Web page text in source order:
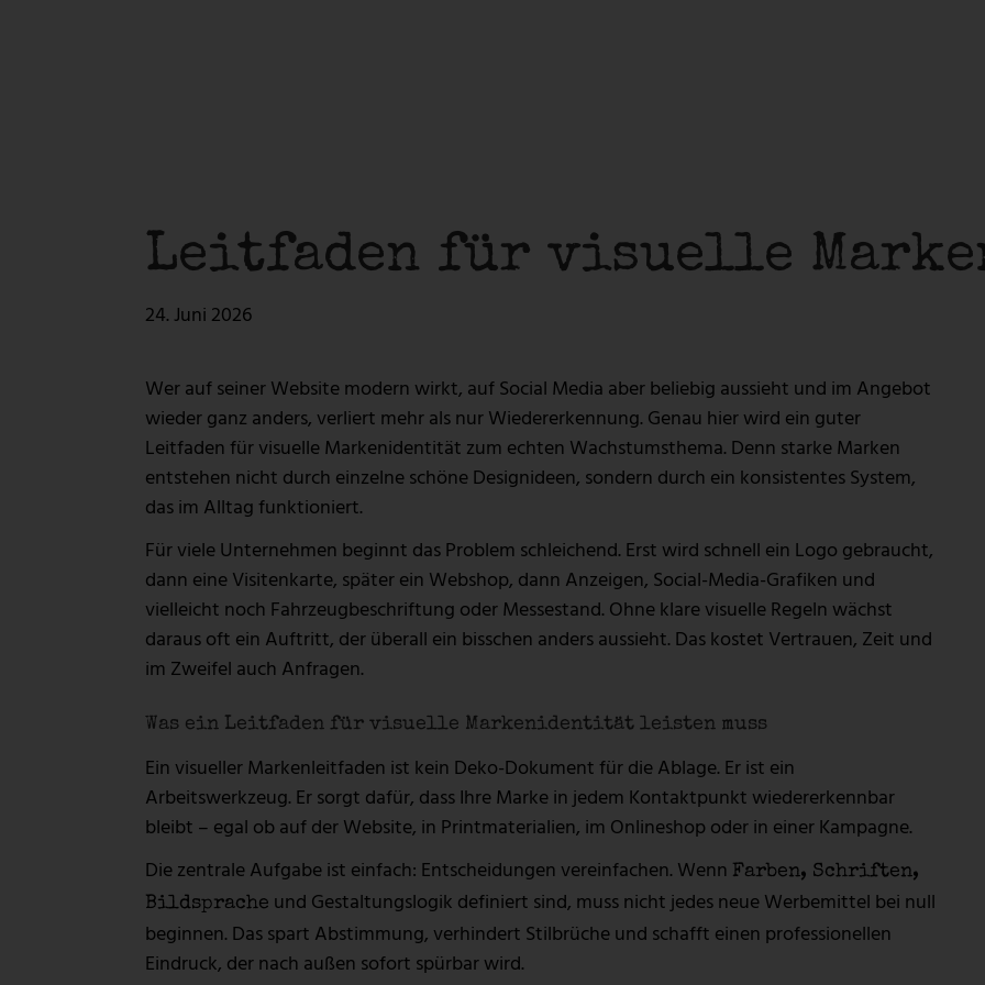
LOGOERSTELLUNG
CONTENTERSTELLUNG
PRINT & GRAFIK
WEBSEITEN-GESTALTUNG
WEBSHOPS
WEBHOSTING &
SERVERLÖSUNGEN
Leitfaden für visuelle
24. Juni 2026
Wer auf seiner Website modern wirkt, auf Social Media aber beliebig aussieht und im Angebot
wieder ganz anders, verliert mehr als nur Wiedererkennung. Genau hier wird ein guter
Leitfaden für visuelle Markenidentität zum echten Wachstumsthema. Denn starke Marken
entstehen nicht durch einzelne schöne Designideen, sondern durch ein konsistentes System,
das im Alltag funktioniert.
Für viele Unternehmen beginnt das Problem schleichend. Erst wird schnell ein Logo gebraucht,
dann eine Visitenkarte, später ein Webshop, dann Anzeigen, Social-Media-Grafiken und
vielleicht noch Fahrzeugbeschriftung oder Messestand. Ohne klare visuelle Regeln wächst
daraus oft ein Auftritt, der überall ein bisschen anders aussieht. Das kostet Vertrauen, Zeit und
im Zweifel auch Anfragen.
Was ein Leitfaden für visuelle Markenidentität leisten muss
Ein visueller Markenleitfaden ist kein Deko-Dokument für die Ablage. Er ist ein
Arbeitswerkzeug. Er sorgt dafür, dass Ihre Marke in jedem Kontaktpunkt wiedererkennbar
bleibt – egal ob auf der Website, in Printmaterialien, im Onlineshop oder in einer Kampagne.
Die zentrale Aufgabe ist einfach: Entscheidungen vereinfachen. Wenn Farben, Schriften,
Bildsprache und Gestaltungslogik definiert sind, muss nicht jedes neue Werbemittel bei null
beginnen. Das spart Abstimmung, verhindert Stilbrüche und schafft einen professionellen
Eindruck, der nach außen sofort spürbar wird.